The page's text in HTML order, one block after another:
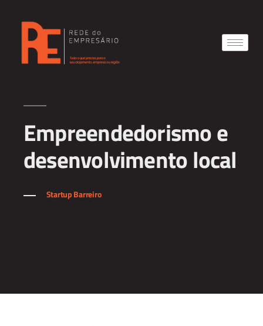
Empreendedorismo e
desenvolvimento local
Startup Barreiro